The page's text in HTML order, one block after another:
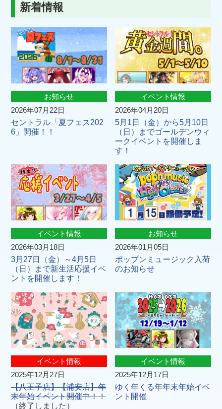
新着情報
お知らせ
2026年07月22日
セントラル「夏フェス202
6」開催！！
イベント情報
2026年04月20日
5月1日（金）から5月10日
（日）までゴールデンウィ
ークイベントを開催しま
す！
イベント情報
2026年03月18日
3月27日（金）～4月5日
（日）まで新生活応援イベ
ントを開催します！
お知らせ
2026年01月05日
ポップンミュージック入荷
のお知らせ
イベント情報
2025年12月27日
【八王子店】【浦安店】年
末年始イベント開催中！！
（終了しました）
イベント情報
2025年12月17日
ゆく年くる年年末年始イベ
ント開催